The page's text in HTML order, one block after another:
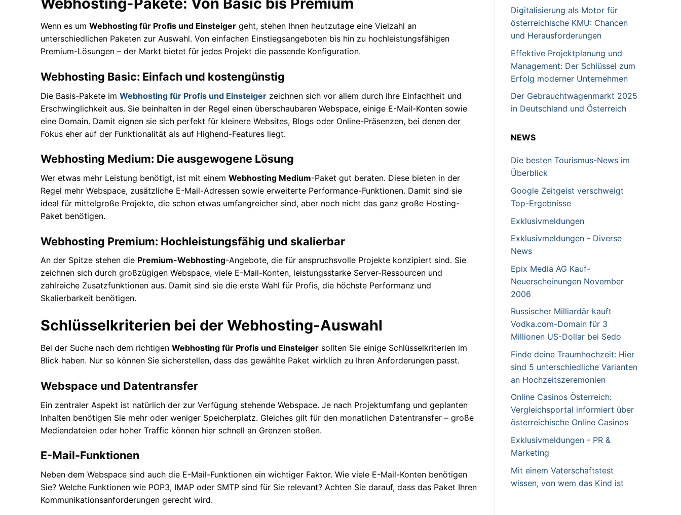
Wenn es um Webhosting für Profis und Einsteiger geht, stehen Ihnen heutzutage eine Vielzahl an
unterschiedlichen Paketen zur Auswahl. Von einfachen Einstiegsangeboten bis hin zu hochleistungsfähigen
Premium-Lösungen – der Markt bietet für jedes Projekt die passende Konfiguration.
Webhosting Basic: Einfach und kostengünstig
Die Basis-Pakete im Webhosting für Profis und Einsteiger zeichnen sich vor allem durch ihre Einfachheit und
Erschwinglichkeit aus. Sie beinhalten in der Regel einen überschaubaren Webspace, einige E-Mail-Konten sowie
eine Domain. Damit eignen sie sich perfekt für kleinere Websites, Blogs oder Online-Präsenzen, bei denen der
Fokus eher auf der Funktionalität als auf Highend-Features liegt.
Webhosting Medium: Die ausgewogene Lösung
Wer etwas mehr Leistung benötigt, ist mit einem Webhosting Medium-Paket gut beraten. Diese bieten in der
Regel mehr Webspace, zusätzliche E-Mail-Adressen sowie erweiterte Performance-Funktionen. Damit sind sie
ideal für mittelgroße Projekte, die schon etwas umfangreicher sind, aber noch nicht das ganz große Hosting-
Paket benötigen.
Webhosting Premium: Hochleistungsfähig und skalierbar
An der Spitze stehen die Premium-Webhosting-Angebote, die für anspruchsvolle Projekte konzipiert sind. Sie
zeichnen sich durch großzügigen Webspace, viele E-Mail-Konten, leistungsstarke Server-Ressourcen und
zahlreiche Zusatzfunktionen aus. Damit sind sie die erste Wahl für Profis, die höchste Performanz und
Skalierbarkeit benötigen.
Schlüsselkriterien bei der Webhosting-Auswahl
Bei der Suche nach dem richtigen Webhosting für Profis und Einsteiger sollten Sie einige Schlüsselkriterien im
Blick haben. Nur so können Sie sicherstellen, dass das gewählte Paket wirklich zu Ihren Anforderungen passt.
Webspace und Datentransfer
Ein zentraler Aspekt ist natürlich der zur Verfügung stehende Webspace. Je nach Projektumfang und geplanten
Inhalten benötigen Sie mehr oder weniger Speicherplatz. Gleiches gilt für den monatlichen Datentransfer – große
Mediendateien oder hoher Traffic können hier schnell an Grenzen stoßen.
E-Mail-Funktionen
Neben dem Webspace sind auch die E-Mail-Funktionen ein wichtiger Faktor. Wie viele E-Mail-Konten benötigen
Sie? Welche Funktionen wie POP3, IMAP oder SMTP sind für Sie relevant? Achten Sie darauf, dass das Paket Ihren
Kommunikationsanforderungen gerecht wird.
Digitalisierung als Motor für
österreichische KMU: Chancen
und Herausforderungen
Effektive Projektplanung und
Management: Der Schlüssel zum
Erfolg moderner Unternehmen
Der Gebrauchtwagenmarkt 2025
in Deutschland und Österreich
NEWS
Die besten Tourismus-News im
Überblick
Google Zeitgeist verschweigt
Top-Ergebnisse
Exklusivmeldungen
Exklusivmeldungen - Diverse
News
Epix Media AG Kauf-
Neuerscheinungen November
2006
Russischer Milliardär kauft
Vodka.com-Domain für 3
Millionen US-Dollar bei Sedo
Finde deine Traumhochzeit: Hier
sind 5 unterschiedliche Varianten
an Hochzeitszeremonien
Online Casinos Österreich:
Vergleichsportal informiert über
österreichische Online Casinos
Exklusivmeldungen - PR &
Marketing
Mit einem Vaterschaftstest
wissen, von wem das Kind ist